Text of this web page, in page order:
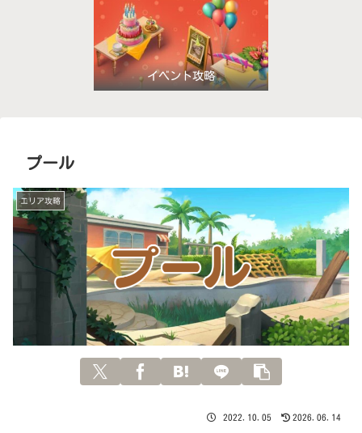
イベント攻略
プール
エリア攻略
2022.10.05 2026.06.14